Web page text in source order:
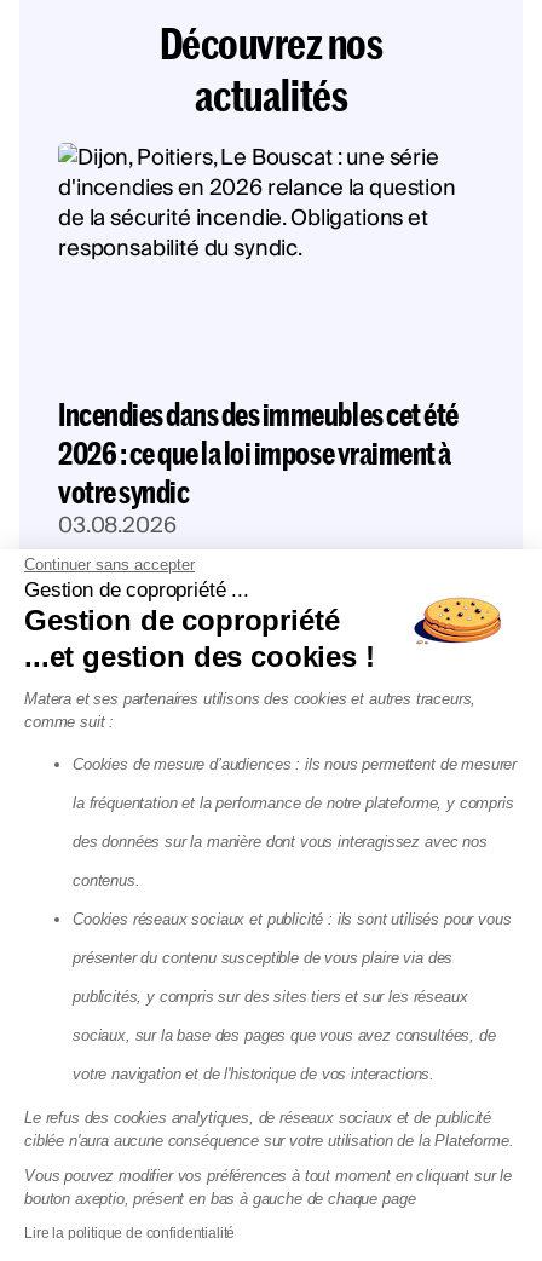
Découvrez nos
actualités
Incendies dans des immeubles cet été
2026 : ce que la loi impose vraiment à
votre syndic
03.08.2026
Climatisation en copropriété en 2026 :
ce que la canicule a vraiment changé
23.07.2026
Continuer sans accepter
Gestion de copropriété ...
Gestion de copropriété
...et gestion des cookies !
Matera et ses partenaires utilisons des cookies et autres traceurs,
comme suit :
Cookies de mesure d’audiences : ils nous permettent de mesurer
la fréquentation et la performance de notre plateforme, y compris
des données sur la manière dont vous interagissez avec nos
contenus.
Cookies réseaux sociaux et publicité : ils sont utilisés pour vous
présenter du contenu susceptible de vous plaire via des
publicités, y compris sur des sites tiers et sur les réseaux
sociaux, sur la base des pages que vous avez consultées, de
votre navigation et de l'historique de vos interactions.
Le refus des cookies analytiques, de réseaux sociaux et de publicité
ciblée n'aura aucune conséquence sur votre utilisation de la Plateforme.
Vous pouvez modifier vos préférences à tout moment en cliquant sur le
bouton axeptio, présent en bas à gauche de chaque page
Lire la politique de confidentialité